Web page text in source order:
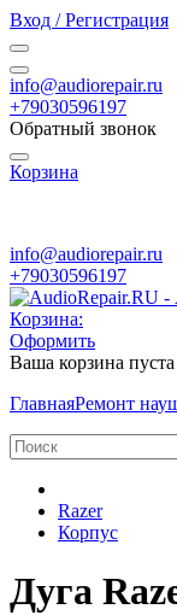
Вход / Регистрация
info@audiorepair.ru
+79030596197
Обратный звонок
Корзина
info@audiorepair.ru
+79030596197
Корзина:
Оформить
Ваша корзина пуста
ГлавнаяРемонт
Razer
Корпус
Дуга